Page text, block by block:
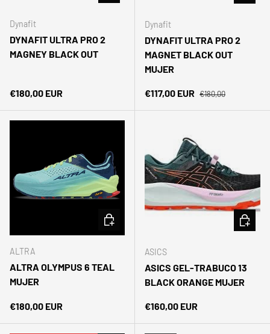
Dynafit
DYNAFIT ULTRA PRO 2
MAGNEY BLACK OUT
Precio normal
€180,00 EUR
Dynafit
DYNAFIT ULTRA PRO 2
MAGNET BLACK OUT
MUJER
Precio de venta
€117,00 EUR Precio normal
€180,00
ALTRA
ALTRA OLYMPUS 6 TEAL
MUJER
Precio normal
€180,00 EUR
ELEGIR OPCIONES
ASICS
ASICS GEL-TRABUCO 13
BLACK ORANGE MUJER
Precio normal
€160,00 EUR
ELEGIR